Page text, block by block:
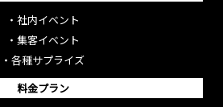
・ 社内イベント
・ 集客イベント
・ 各種サプライズ
料金プラン